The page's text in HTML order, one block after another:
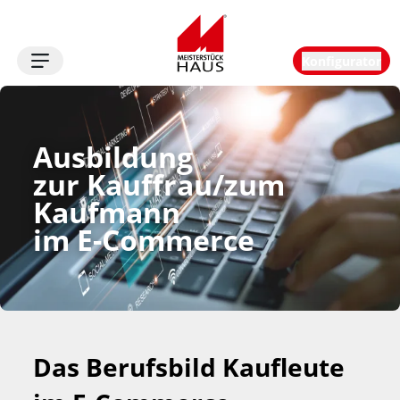
Logo
Ausbildung
zur Kauffrau/zum
Kaufmann
im E-Commerce
Das Berufsbild Kaufleute